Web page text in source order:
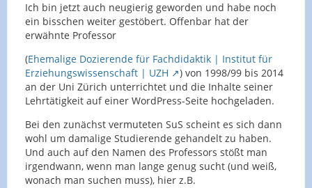
Ich bin jetzt auch neugierig geworden und habe noch
ein bisschen weiter gestöbert. Offenbar hat der
erwähnte Professor
(Ehemalige Dozierende für Fachdidaktik | Institut für
Erziehungswissenschaft | UZH
) von 1998/99 bis 2014
an der Uni Zürich unterrichtet und die Inhalte seiner
Lehrtätigkeit auf einer WordPress-Seite hochgeladen.
Bei den zunächst vermuteten SuS scheint es sich dann
wohl um damalige Studierende gehandelt zu haben.
Und auch auf den Namen des Professors stößt man
irgendwann, wenn man lange genug sucht (und weiß,
wonach man suchen muss), hier z.B.